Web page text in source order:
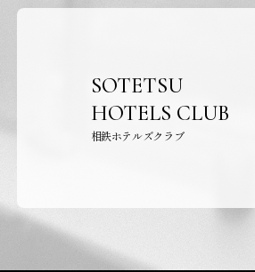
SOTETSU
HOTELS CLUB
相鉄ホテルズクラブ